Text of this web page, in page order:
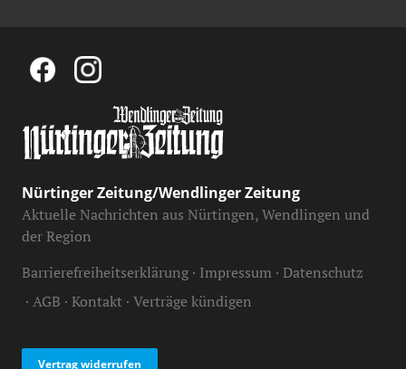
Nürtinger Zeitung/Wendlinger Zeitung
Aktuelle Nachrichten aus Nürtingen, Wendlingen und
der Region
Barrierefreiheitserklärung Impressum Datenschutz
AGB Kontakt Verträge kündigen
Vertrag widerrufen